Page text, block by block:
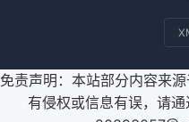
免责声明：本站部分内容来
有侵权或信息有误，请